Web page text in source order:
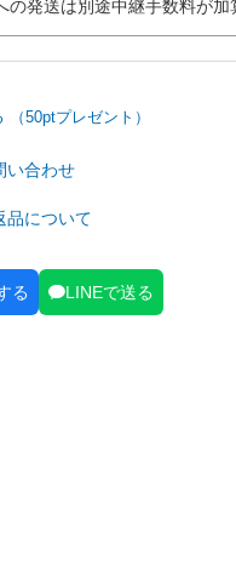
い合わせ
品について
る LINEで送る